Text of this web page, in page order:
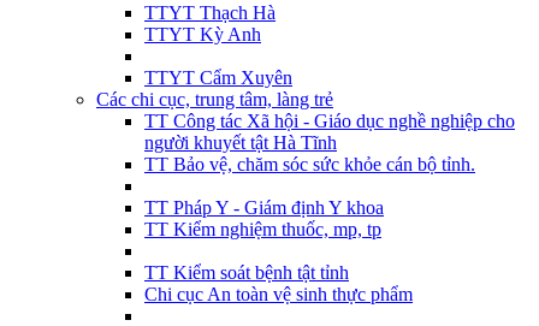
TTYT Thạch Hà
TTYT Kỳ Anh
TTYT Cẩm Xuyên
Các chi cục, trung tâm, làng trẻ
TT Công tác Xã hội - Giáo dục nghề nghiệp cho
người khuyết tật Hà Tĩnh
TT Bảo vệ, chăm sóc sức khỏe cán bộ tỉnh.
TT Pháp Y - Giám định Y khoa
TT Kiểm nghiệm thuốc, mp, tp
TT Kiểm soát bệnh tật tỉnh
Chi cục An toàn vệ sinh thực phẩm